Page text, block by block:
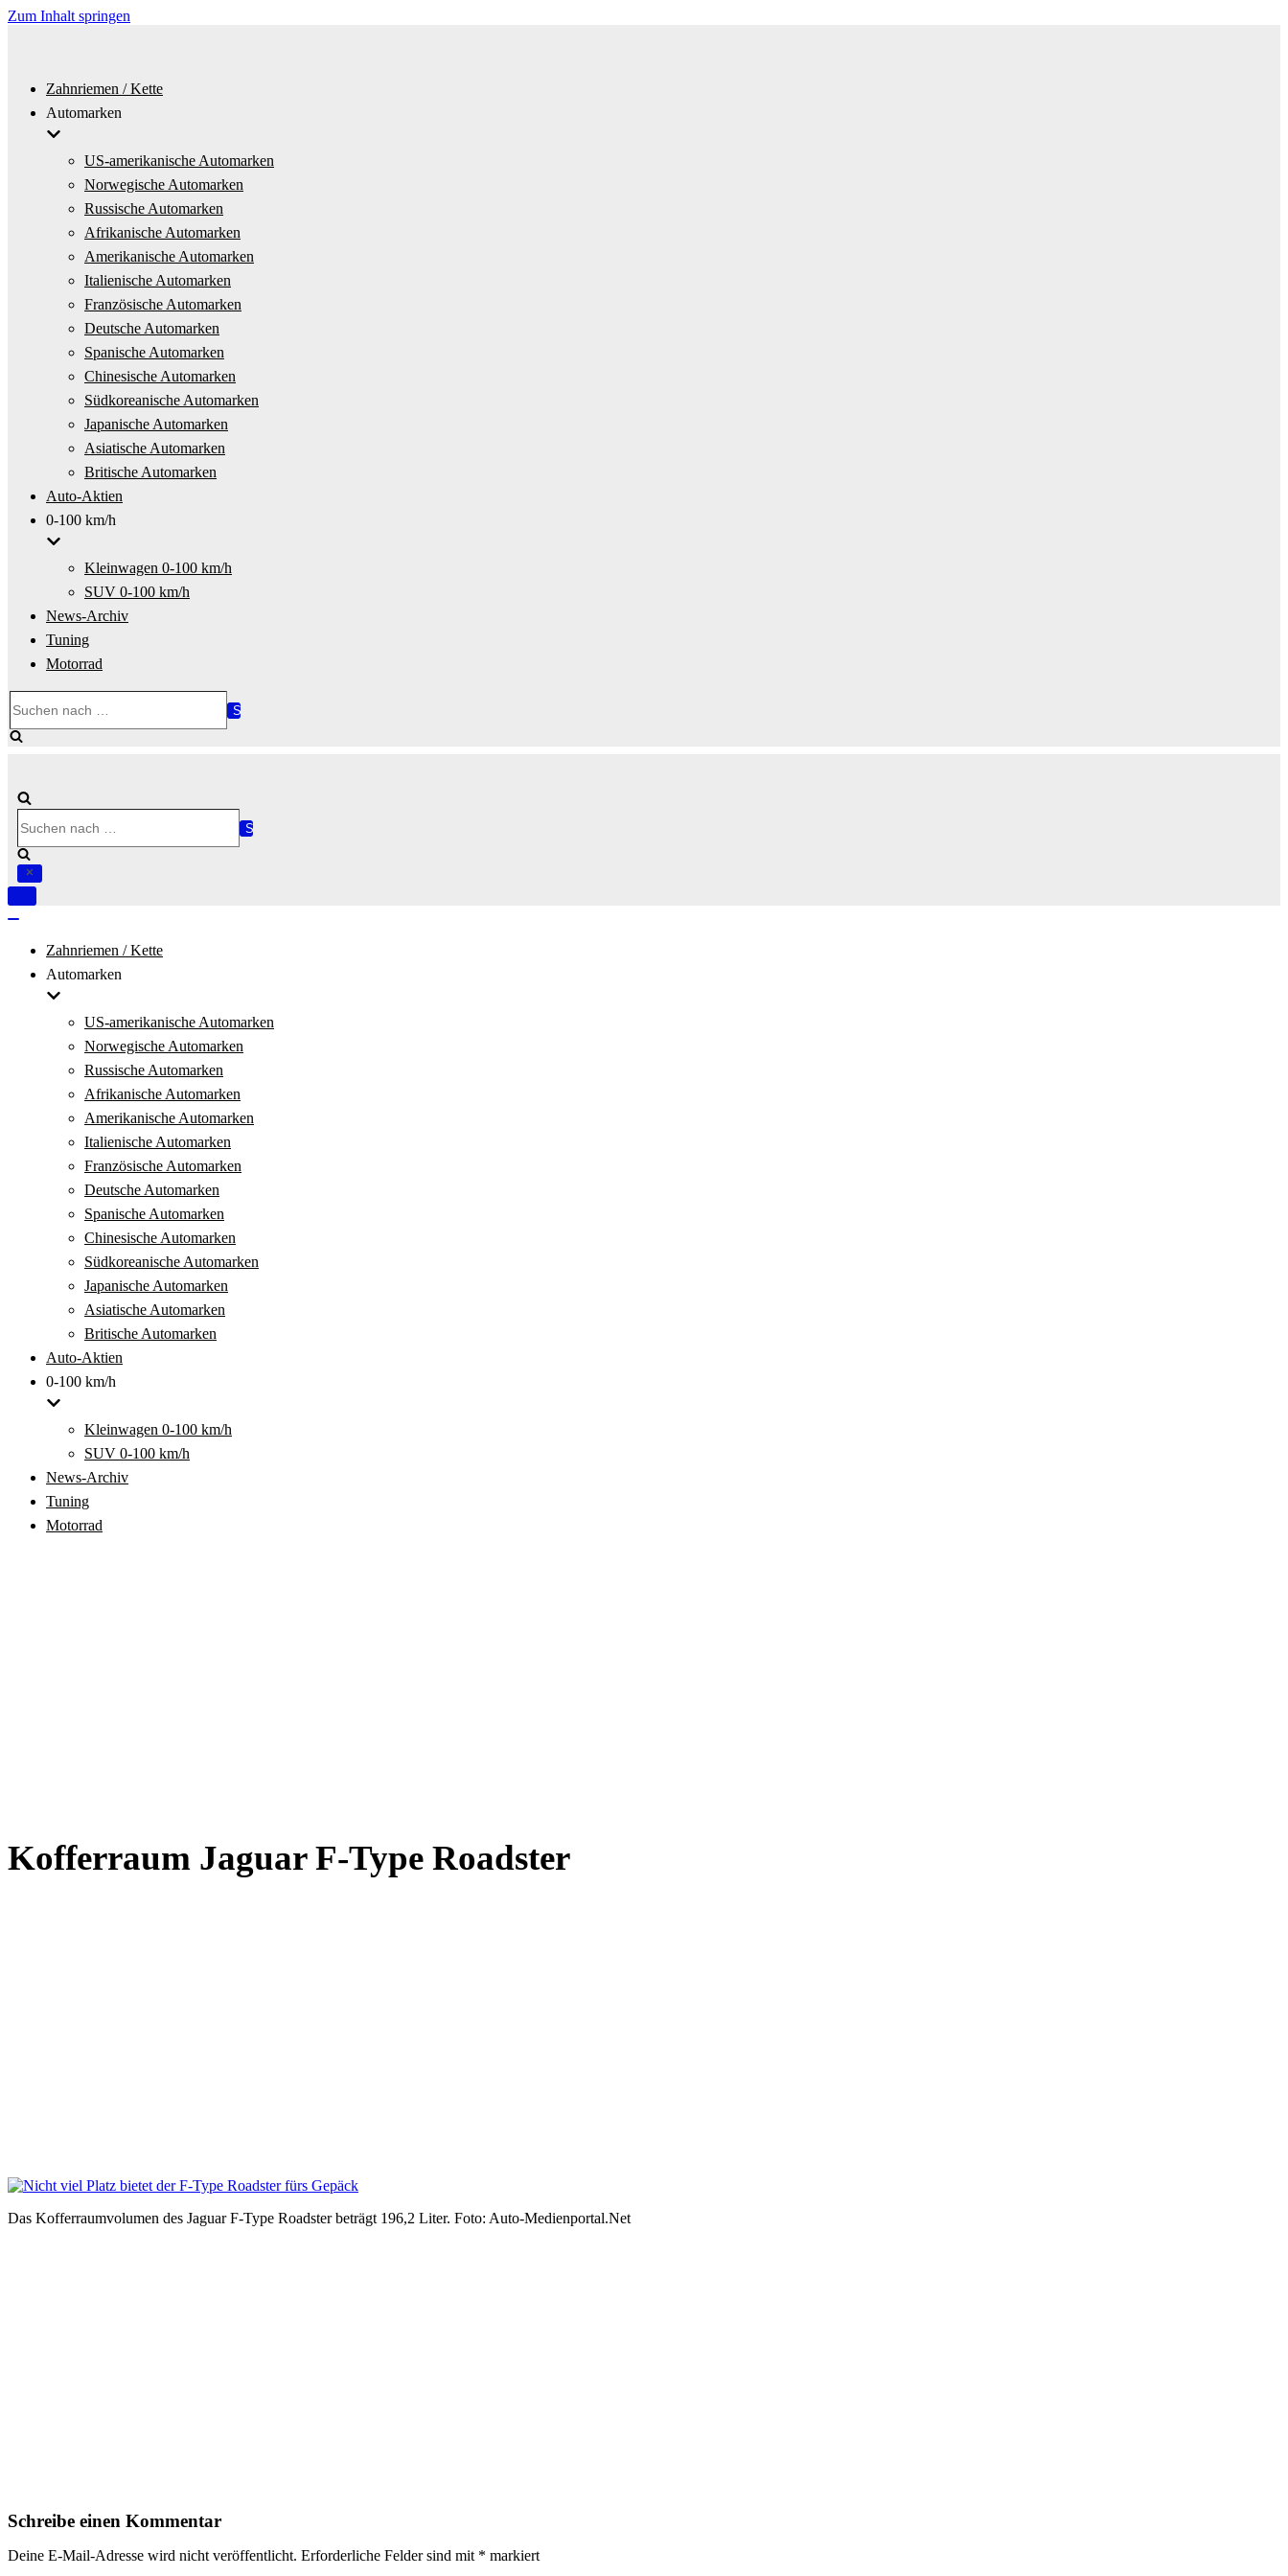
Zum Inhalt springen
Zahnriemen / Kette
Automarken
US-amerikanische Automarken
Norwegische Automarken
Russische Automarken
Afrikanische Automarken
Amerikanische Automarken
Italienische Automarken
Französische Automarken
Deutsche Automarken
Spanische Automarken
Chinesische Automarken
Südkoreanische Automarken
Japanische Automarken
Asiatische Automarken
Britische Automarken
Auto-Aktien
0-100 km/h
Kleinwagen 0-100 km/h
SUV 0-100 km/h
News-Archiv
Tuning
Motorrad
nach …
nach …
Navigation
Zahnriemen / Kette
Automarken
US-amerikanische Automarken
Norwegische Automarken
Russische Automarken
Afrikanische Automarken
Amerikanische Automarken
Italienische Automarken
Französische Automarken
Deutsche Automarken
Spanische Automarken
Chinesische Automarken
Südkoreanische Automarken
Japanische Automarken
Asiatische Automarken
Britische Automarken
Auto-Aktien
0-100 km/h
Kleinwagen 0-100 km/h
SUV 0-100 km/h
News-Archiv
Tuning
Motorrad
Kofferraum Jaguar F-Type Roadster
Das Kofferraumvolumen des Jaguar F-Type Roadster beträgt 196,2 Liter. Foto: Auto-Medienportal.Net
Schreibe einen Kommentar
Deine E-Mail-Adresse wird nicht veröffentlicht. Erforderliche Felder sind mit * markiert